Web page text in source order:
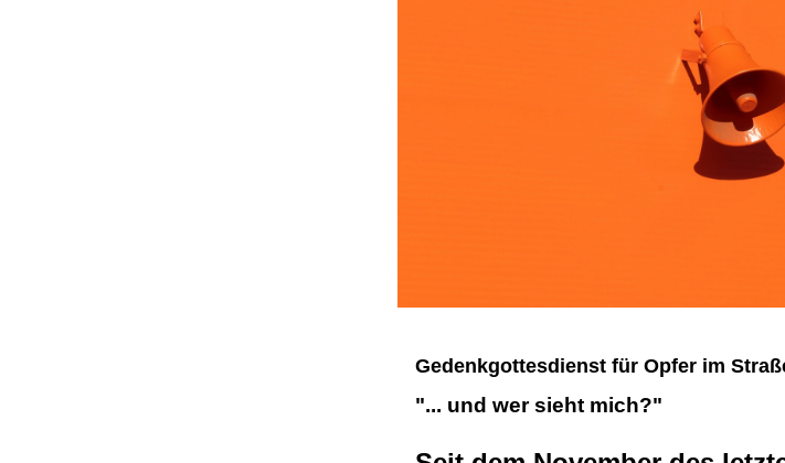
Gedenkgottesdienst für Opfer im
"... und wer sieht mich?"